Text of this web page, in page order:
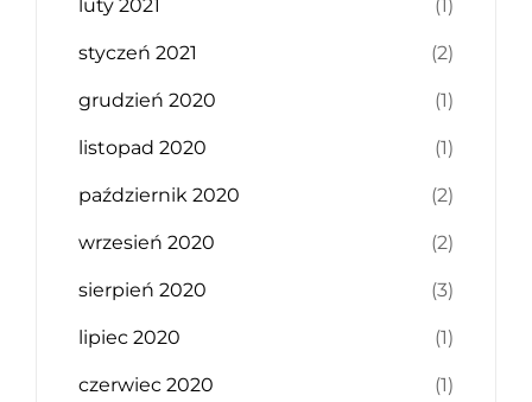
luty 2021 (1)
styczeń 2021 (2)
grudzień 2020 (1)
listopad 2020 (1)
październik 2020 (2)
wrzesień 2020 (2)
sierpień 2020 (3)
lipiec 2020 (1)
czerwiec 2020 (1)